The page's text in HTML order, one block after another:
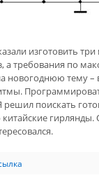
изготовить
а требования по
новогоднюю тему
решил поискать
гирлянды.